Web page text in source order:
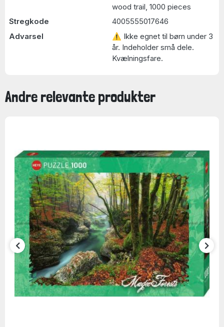
wood trail, 1000 pieces
Stregkode
4005555017646
Advarsel
⚠ Ikke egnet til børn under 3
år. Indeholder små dele.
Kvælningsfare.
Andre relevante produkter